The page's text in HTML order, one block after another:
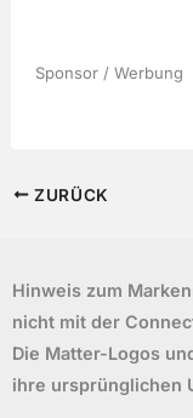
Sponsor / Werbung
ZURÜCK
Hinweis zum
nicht mit der
Die Matter-Logos
ihre ursprünglichen